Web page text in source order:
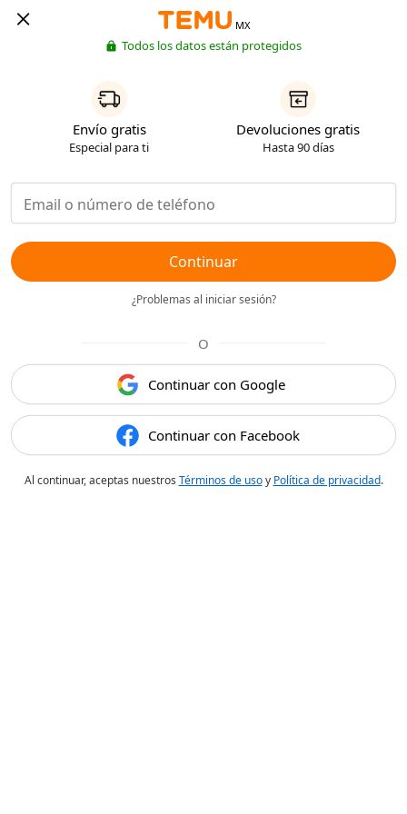
MX
Todos los datos están protegidos
Envío gratis
Especial para ti
Devoluciones gratis
Hasta 90 días
Continuar
¿Problemas al iniciar sesión?
O
Continuar con Google
Continuar con Facebook
Al continuar, aceptas nuestros Términos de usoy Política de privacidad.